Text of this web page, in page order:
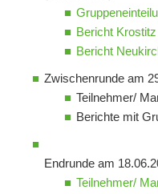
Bericht Krostitz
Bericht
Zwischenrunde am
Teilnehmer/
Berichte mit
Endrunde am
Teilnehmer/